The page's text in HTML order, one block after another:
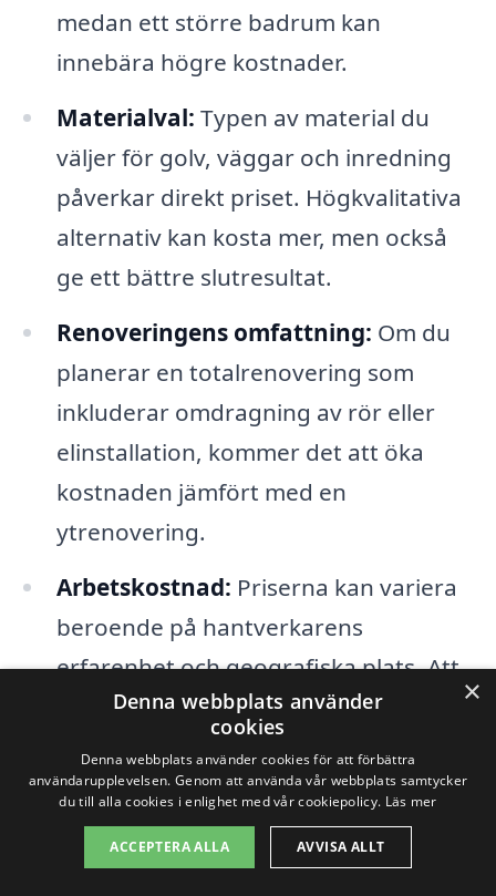
medan ett större badrum kan
innebära högre kostnader.
Materialval: Typen av material du
väljer för golv, väggar och inredning
påverkar direkt priset. Högkvalitativa
alternativ kan kosta mer, men också
ge ett bättre slutresultat.
Renoveringens omfattning: Om du
planerar en totalrenovering som
inkluderar omdragning av rör eller
elinstallation, kommer det att öka
kostnaden jämfört med en
ytrenovering.
Arbetskostnad: Priserna kan variera
beroende på hantverkarens
erfarenhet och geografiska plats. Att
jämföra olika erbjudanden är därför
alltid en bra idé.
När man söker efter företag för
badrumsrenovering i Ammenäs är det
×
Denna webbplats använder
cookies
Denna webbplats använder cookies för att förbättra
användarupplevelsen. Genom att använda vår webbplats samtycker
du till alla cookies i enlighet med vår cookiepolicy. Läs mer
ACCEPTERA ALLA AVVISA ALLT